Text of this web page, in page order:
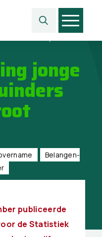
tuinders blijft van
jonge
Belangen­
publiceerde
de Statistiek